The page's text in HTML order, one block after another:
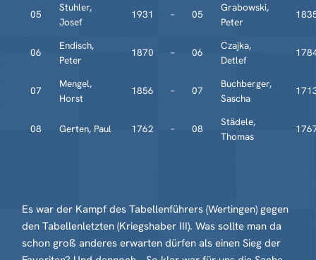
05
Stuhler,
Josef
1931 – 05
Grabowski,
Peter
06
Endisch,
Peter
1870 – 06
Czajka,
Detlef
07
Mengel,
Horst
1856 – 07
Buchberger,
Sascha
08 Gerten, Paul 1762 – 08
Städele,
Thomas
Es war der Kampf des Tabellenführers (Wertingen) gegen
den Tabellenletzten (Kriegshaber III). Was sollte man da
schon groß anderes erwarten dürfen als einen Sieg der